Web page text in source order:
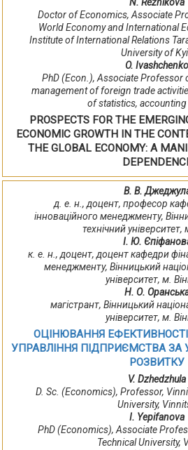
Doctor of Economics, Associate
World Economy and International
Institute of International Relations
University of
O. Ivashchenko
PhD (Econ.), Associate Professor
management of foreign trade
of statistics, accounting
PROSPECTS FOR THE
ECONOMIC GROWTH IN THE
THE GLOBAL ECONOMY: A
В. В.
д. е. н., доцент, професор
інноваційного менеджменту,
технічний університет,
І. Ю.
к. е. н., доцент, доцент кафедри
менеджменту, Вінницький
університет, м.
Н. О.
магістрант, Вінницький
університет, м.
ОЦІНЮВАННЯ
УПРАВЛІННЯ ПІДПРИЄМСТВА ЗА
РОЗВИТКУ
V. Dzhedzhula
D. Sc. (Economics), Professor,
University,
І. Yepіfanova
PhD (Economіcs), Assocіate
Technіcal Unіversіty,